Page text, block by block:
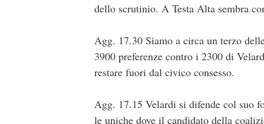
dello scrutinio. A Testa Alta sembra
Agg. 17.30 Siamo a circa un terzo
3900 preferenze contro i 2300 di
restare fuori dal civico consesso.
Agg. 17.15 Velardi si difende col suo
le uniche dove il candidato della